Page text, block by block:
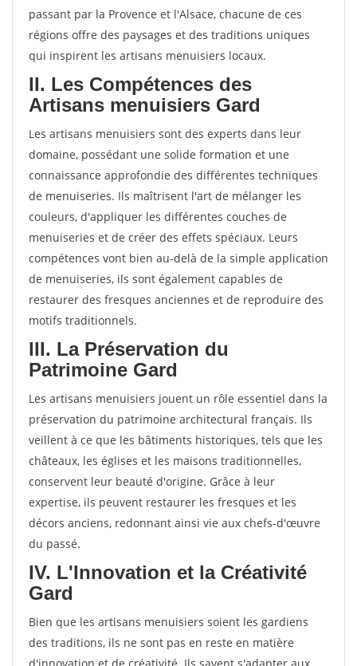
passant par la Provence et l'Alsace, chacune de ces
régions offre des paysages et des traditions uniques
qui inspirent les artisans menuisiers locaux.
II. Les Compétences des
Artisans menuisiers Gard
Les artisans menuisiers sont des experts dans leur
domaine, possédant une solide formation et une
connaissance approfondie des différentes techniques
de menuiseries. Ils maîtrisent l'art de mélanger les
couleurs, d'appliquer les différentes couches de
menuiseries et de créer des effets spéciaux. Leurs
compétences vont bien au-delà de la simple application
de menuiseries, ils sont également capables de
restaurer des fresques anciennes et de reproduire des
motifs traditionnels.
III. La Préservation du
Patrimoine Gard
Les artisans menuisiers jouent un rôle essentiel dans la
préservation du patrimoine architectural français. Ils
veillent à ce que les bâtiments historiques, tels que les
châteaux, les églises et les maisons traditionnelles,
conservent leur beauté d'origine. Grâce à leur
expertise, ils peuvent restaurer les fresques et les
décors anciens, redonnant ainsi vie aux chefs-d'œuvre
du passé.
IV. L'Innovation et la Créativité
Gard
Bien que les artisans menuisiers soient les gardiens
des traditions, ils ne sont pas en reste en matière